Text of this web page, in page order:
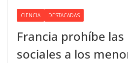
CIENCIA DESTACADAS
Francia prohíbe las
sociales a los